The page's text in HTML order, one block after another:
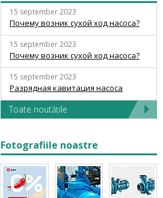
15 september 2023
Почему возник сухой ход насоса?
15 september 2023
Почему возник сухой ход насоса?
15 september 2023
Разрядная кавитация насоса
Toate noutățile
Fotografiile noastre